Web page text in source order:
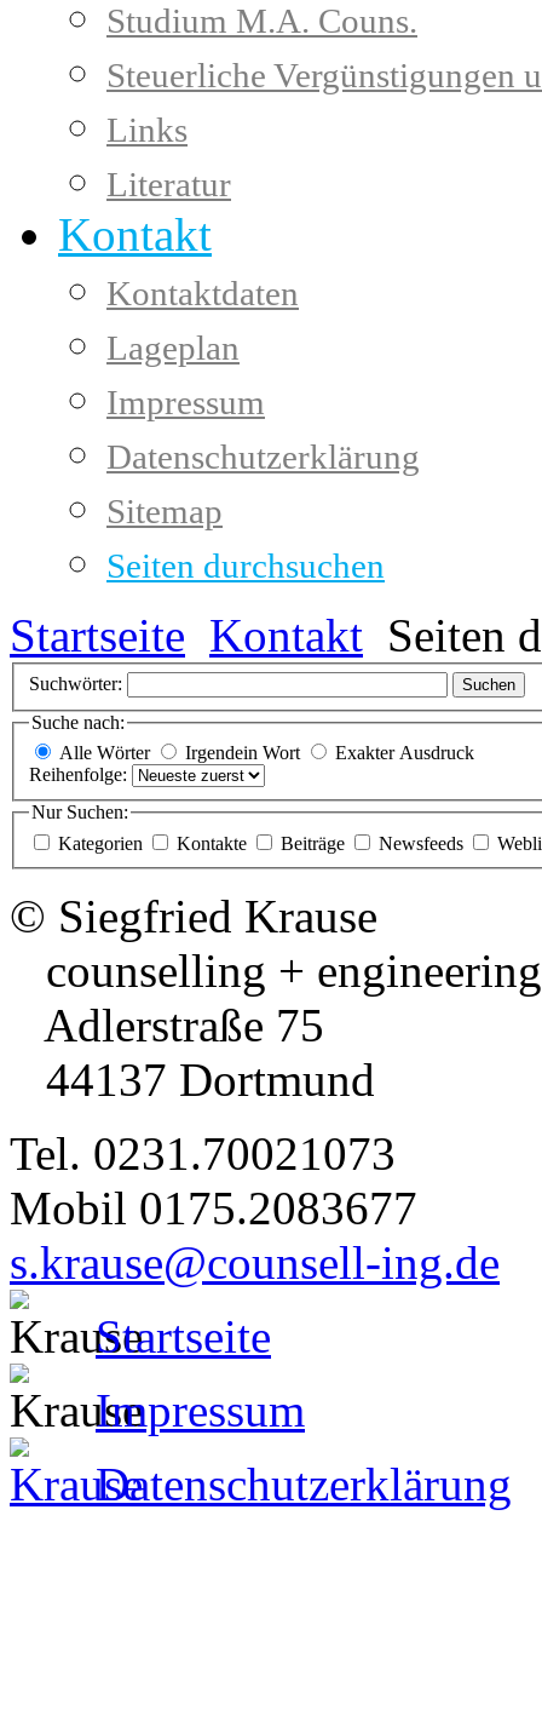
Studium M.A. Couns.
Steuerliche Vergünstigungen
Links
Literatur
Kontakt
Kontaktdaten
Lageplan
Impressum
Datenschutzerklärung
Sitemap
Seiten durchsuchen
Startseite Kontakt Seiten
Suchwörter: Suchen
Suche nach:
Alle Wörter
Irgendein Wort
Exakter Ausdruck
Reihenfolge:
Nur Suchen:
Kategorien
Kontakte Beiträge Newsfeeds
© Siegfried Krause
counselling + engineering
Adlerstraße 75
44137 Dortmund
Tel. 0231.70021073
Mobil 0175.2083677
s.krause@counsell-ing.de
Startseite
Impressum
Datenschutzerklärung